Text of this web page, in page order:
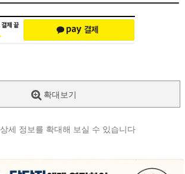
확대보기
상세 정보를 확대해 보실 수 있습니다